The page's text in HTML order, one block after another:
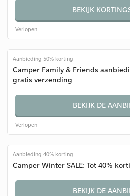
BEKIJK
Verlopen
Aanbieding 50% korting
Camper Family & Friends
gratis verzending
BEKIJK DE
Verlopen
Aanbieding 40% korting
Camper Winter SALE: Tot 40%
BEKIJK DE